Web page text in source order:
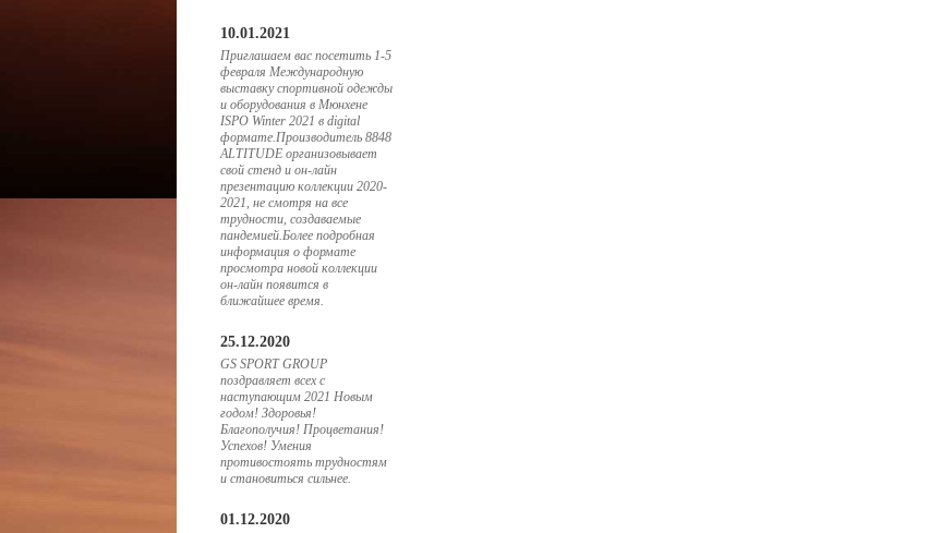
10.01.2021
Приглашаем вас посетить 1-5
февраля Международную
выставку спортивной одежды
и оборудования в Мюнхене
ISPO Winter 2021 в digital
формате.Производитель 8848
ALTITUDE организовывает
свой стенд и он-лайн
презентацию коллекции 2020-
2021, не смотря на все
трудности, создаваемые
пандемией.Более подробная
информация о формате
просмотра новой коллекции
он-лайн появится в
ближайшее время.
25.12.2020
GS SPORT GROUP
поздравляет всех с
наступающим 2021 Новым
годом! Здоровья!
Благополучия! Процветания!
Успехов! Умения
противостоять трудностям
и становиться сильнее.
01.12.2020